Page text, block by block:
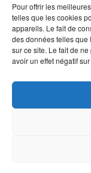
Pour offrir les
telles que les cookies
appareils. Le fait de
des données telles que
sur ce site. Le fait de
avoir un effet négatif
Combien de fois
Quelles fleurs offrir
Idées de décoration